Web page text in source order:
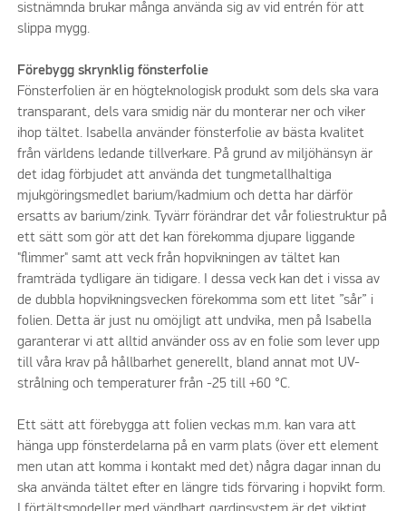
sistnämnda brukar många använda sig av vid entrén för att
slippa mygg.
Förebygg skrynklig fönsterfolie
Fönsterfolien är en högteknologisk produkt som dels ska vara
transparant, dels vara smidig när du monterar ner och viker
ihop tältet. Isabella använder fönsterfolie av bästa kvalitet
från världens ledande tillverkare. På grund av miljöhänsyn är
det idag förbjudet att använda det tungmetallhaltiga
mjukgöringsmedlet barium/kadmium och detta har därför
ersatts av barium/zink. Tyvärr förändrar det vår foliestruktur på
ett sätt som gör att det kan förekomma djupare liggande
"flimmer" samt att veck från hopvikningen av tältet kan
framträda tydligare än tidigare. I dessa veck kan det i vissa av
de dubbla hopvikningsvecken förekomma som ett litet ”sår” i
folien. Detta är just nu omöjligt att undvika, men på Isabella
garanterar vi att alltid använder oss av en folie som lever upp
till våra krav på hållbarhet generellt, bland annat mot UV-
strålning och temperaturer från -25 till +60 °C.
Ett sätt att förebygga att folien veckas m.m. kan vara att
hänga upp fönsterdelarna på en varm plats (över ett element
men utan att komma i kontakt med det) några dagar innan du
ska använda tältet efter en längre tids förvaring i hopvikt form.